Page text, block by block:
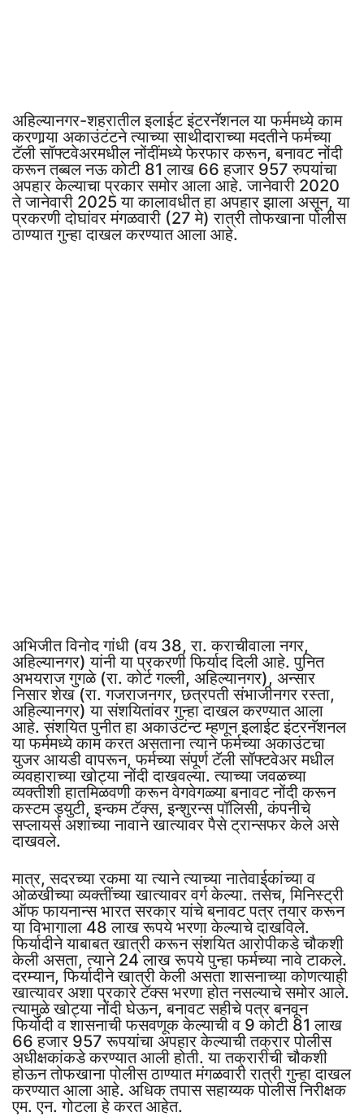
अहिल्यानगर-शहरातील इलाईट इंटरनॅशनल या फर्ममध्ये काम
करणार्‍या अकाउंटंटने त्याच्या साथीदाराच्या मदतीने फर्मच्या
टॅली सॉफ्टवेअरमधील नोंदींमध्ये फेरफार करून, बनावट नोंदी
करून तब्बल नऊ कोटी 81 लाख 66 हजार 957 रुपयांचा
अपहार केल्याचा प्रकार समोर आला आहे. जानेवारी 2020
ते जानेवारी 2025 या कालावधीत हा अपहार झाला असून, या
प्रकरणी दोघांवर मंगळवारी (27 मे) रात्री तोफखाना पोलीस
ठाण्यात गुन्हा दाखल करण्यात आला आहे.
अभिजीत विनोद गांधी (वय 38, रा. कराचीवाला नगर,
अहिल्यानगर) यांनी या प्रकरणी फिर्याद दिली आहे. पुनित
अभयराज गुगळे (रा. कोर्ट गल्ली, अहिल्यानगर), अन्सार
निसार शेख (रा. गजराजनगर, छत्रपती संभाजीनगर रस्ता,
अहिल्यानगर) या संशयितांवर गुन्हा दाखल करण्यात आला
आहे. संशयित पुनीत हा अकाउंटंन्ट म्हणून इलाईट इंटरनॅशनल
या फर्ममध्ये काम करत असताना त्याने फर्मच्या अकाउंटचा
युजर आयडी वापरून, फर्मच्या संपूर्ण टॅली सॉफ्टवेअर मधील
व्यवहाराच्या खोट्या नोंदी दाखवल्या. त्याच्या जवळच्या
व्यक्तीशी हातमिळवणी करून वेगवेगळ्या बनावट नोंदी करून
कस्टम ड्युटी, इन्कम टॅक्स, इन्शुरन्स पॉलिसी, कंपनीचे
सप्लायर्स अशांच्या नावाने खात्यावर पैसे ट्रान्सफर केले असे
दाखवले.
मात्र, सदरच्या रकमा या त्याने त्याच्या नातेवाईकांच्या व
ओळखीच्या व्यक्तींच्या खात्यावर वर्ग केल्या. तसेच, मिनिस्ट्री
ऑफ फायनान्स भारत सरकार यांचे बनावट पत्र तयार करून
या विभागाला 48 लाख रूपये भरणा केल्याचे दाखविले.
फिर्यादीने याबाबत खात्री करून संशयित आरोपीकडे चौकशी
केली असता, त्याने 24 लाख रूपये पुन्हा फर्मच्या नावे टाकले.
दरम्यान, फिर्यादीने खात्री केली असता शासनाच्या कोणत्याही
खात्यावर अशा प्रकारे टॅक्स भरणा होत नसल्याचे समोर आले.
त्यामुळे खोट्या नोंदी घेऊन, बनावट सहीचे पत्र बनवून
फिर्यादी व शासनाची फसवणूक केल्याची व 9 कोटी 81 लाख
66 हजार 957 रूपयांचा अपहार केल्याची तक्रार पोलीस
अधीक्षकांकडे करण्यात आली होती. या तक्रारीची चौकशी
होऊन तोफखाना पोलीस ठाण्यात मंगळवारी रात्री गुन्हा दाखल
करण्यात आला आहे. अधिक तपास सहाय्यक पोलीस निरीक्षक
एम. एन. गोटला हे करत आहेत.